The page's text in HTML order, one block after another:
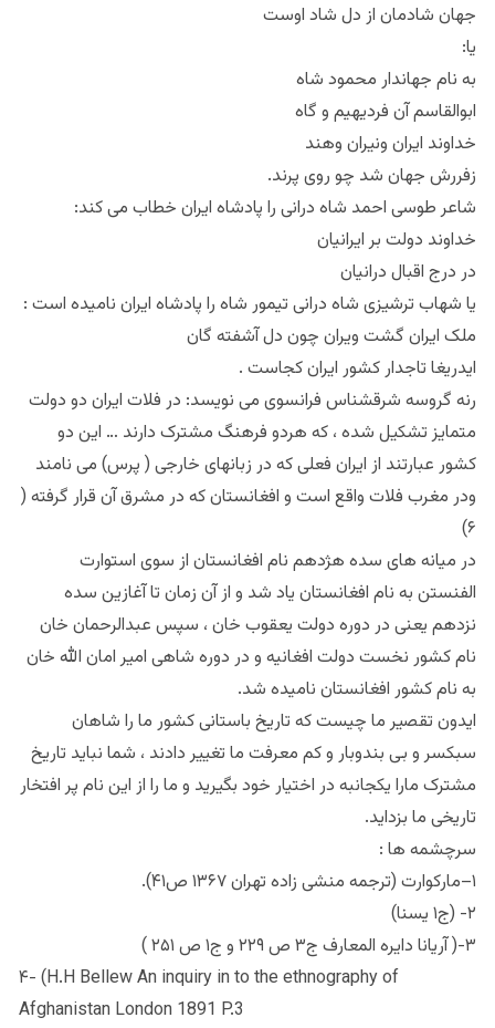
جهان شادمان از دل شاد اوست
یا:
به نام جهاندار محمود شاه
ابوالقاسم آن فردیهیم و گاه
خداوند ایران ونیران وهند
زفررش جهان شد چو روی پرند.
شاعر طوسی احمد شاه درانی را پادشاه ایران خطاب می کند:
خداوند دولت بر ایرانیان
در درج اقبال درانیان
یا شهاب ترشیزی شاه درانی تیمور شاه را پادشاه ایران نامیده است :
ملک ایران گشت ویران چون دل آشفته گان
ایدریغا تاجدار کشور ایران کجاست .
رنه گروسه شرقشناس فرانسوی می نویسد: در فلات ایران دو دولت
متمایز تشکیل شده ، که هردو فرهنگ مشترک دارند … این دو
کشور عبارتند از ایران فعلی که در زبانهای خارجی ( پرس) می نامند
ودر مغرب فلات واقع است و افغانستان که در مشرق آن قرار گرفته (
۶)
در میانه های سده هژدهم نام افغانستان از سوی استوارت
الفنستن به نام افغانستان یاد شد و از آن زمان تا آغازین سده
نزدهم یعنی در دوره دولت یعقوب خان ، سپس عبدالرحمان خان
نام کشور نخست دولت افغانیه و در دوره شاهی امیر امان الله خان
به نام کشور افغانستان نامیده شد.
ایدون تقصیر ما چیست که تاریخ باستانی کشور ما را شاهان
سبکسر و بی بندوبار و کم معرفت ما تغییر دادند ، شما نباید تاریخ
مشترک مارا یکجانبه در اختیار خود بگیرید و ما را از این نام پر افتخار
تاریخی ما بزداید.
سرچشمه ها :
۱–مارکوارت (ترجمه منشی زاده تهران ۱۳۶۷ ص۴۱).
۲- (ج۱ یسنا)
۳-( آریانا دایره المعارف ج۳ ص ۲۲۹ و ج۱ ص ۲۵۱ )
۴- (H.H Bellew An inquiry in to the ethnography of
Afghanistan London 1891 P.3